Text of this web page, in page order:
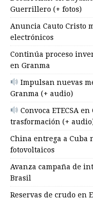
Guerrillero (+ fotos)
Anuncia Cauto Cristo
electrónicos
Continúa proceso
en Granma
Impulsan nuevas
Granma (+ audio)
Convoca ETECSA
trasformación (+
China entrega a Cuba
fotovoltaicos
Avanza campaña de
Brasil
Reservas de crudo en